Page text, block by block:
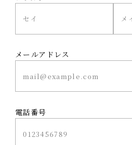
メールアドレス
電話番号